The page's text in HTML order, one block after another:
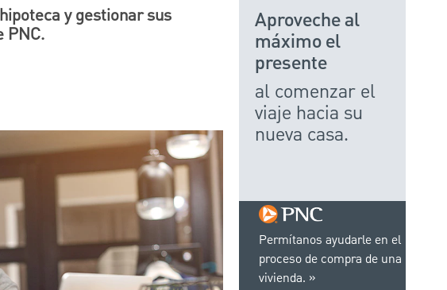
y gestionar sus
PNC.
Permítanos ayudarle en el
proceso de compra de una
vivienda.
Aproveche al
máximo el
presente
al comenzar el
viaje hacia su
nueva casa.